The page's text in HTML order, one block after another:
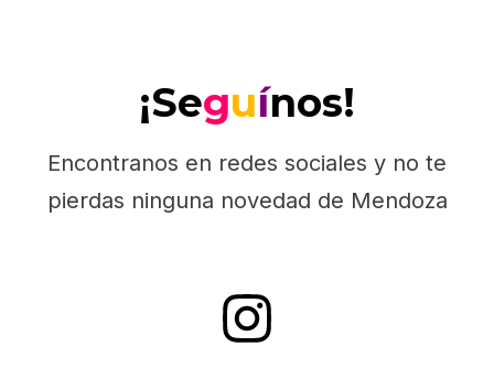
¡Seguínos!
Encontranos en redes sociales y no te
pierdas ninguna novedad de Mendoza